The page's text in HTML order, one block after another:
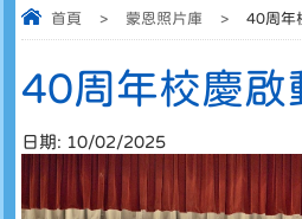
首頁 > 蒙恩照片庫 > 40周年
40周年校慶啟
日期: 10/02/2025